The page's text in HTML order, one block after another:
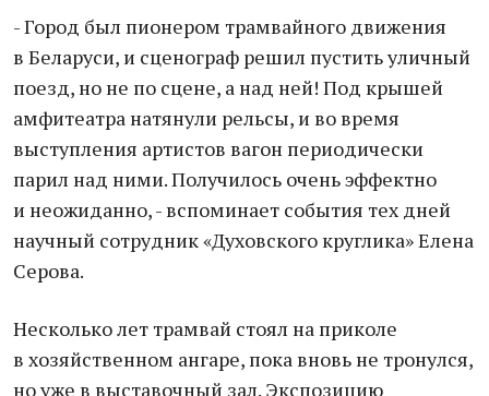
- Город был пионером трамвайного движения
в Беларуси, и сценограф решил пустить уличный
поезд, но не по сцене, а над ней! Под крышей
амфитеатра натянули рельсы, и во время
выступления артистов вагон периодически
парил над ними. Получилось очень эффектно
и неожиданно, - вспоминает события тех дней
научный сотрудник «Духовского круглика» Елена
Серова.
Несколько лет трамвай стоял на приколе
в хозяйственном ангаре, пока вновь не тронулся,
но уже в выставочный зал. Экспозицию